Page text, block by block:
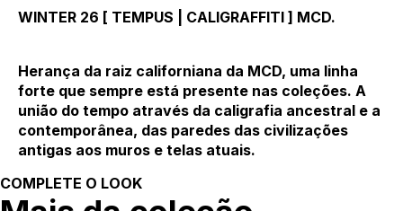
WINTER 26 [ TEMPUS | CALIGRAFFITI ] MCD.
Herança da raiz californiana da MCD, uma linha
forte que sempre está presente nas coleções. A
união do tempo através da caligrafia ancestral e a
contemporânea, das paredes das civilizações
antigas aos muros e telas atuais.
COMPLETE O LOOK